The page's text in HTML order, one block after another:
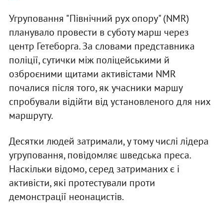
Угруповання "Північний рух опору" (NMR)
планувало провести в суботу марш через
центр Гетеборга. За словами представника
поліції, сутички між поліцейськими й
озброєними щитами активістами NMR
почалися після того, як учасники маршу
спробували відійти від установленого для них
маршруту.
Десятки людей затримали, у тому числі лідера
угруповання, повідомляє шведська преса.
Наскільки відомо, серед затриманих є і
активісти, які протестували проти
демонстрації неонацистів.